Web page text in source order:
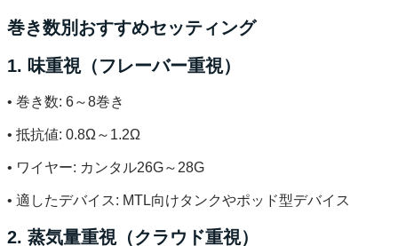
巻き数別おすすめセッティング
1. 味重視（フレーバー重視）
• 巻き数: 6～8巻き
• 抵抗値: 0.8Ω～1.2Ω
• ワイヤー: カンタル26G～28G
• 適したデバイス: MTL向けタンクやポッド型デバイス
2. 蒸気量重視（クラウド重視）